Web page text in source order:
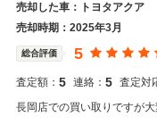
売却した車：トヨタアクア
売却時期：2025年3月
総合評価 5
査定額： 5 連絡： 5 査定対
長岡店での買い取りですが大